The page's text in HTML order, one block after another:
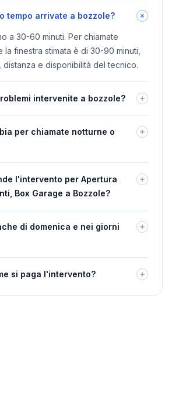
tempo arrivate a bozzole?
a 30-60 minuti. Per chiamate
finestra stimata è di 30-90 minuti,
distanza e disponibilità del tecnico.
intervenite a bozzole?
per chiamate notturne o
l'intervento per Apertura
Box Garage a Bozzole?
di domenica e nei giorni
si paga l'intervento?